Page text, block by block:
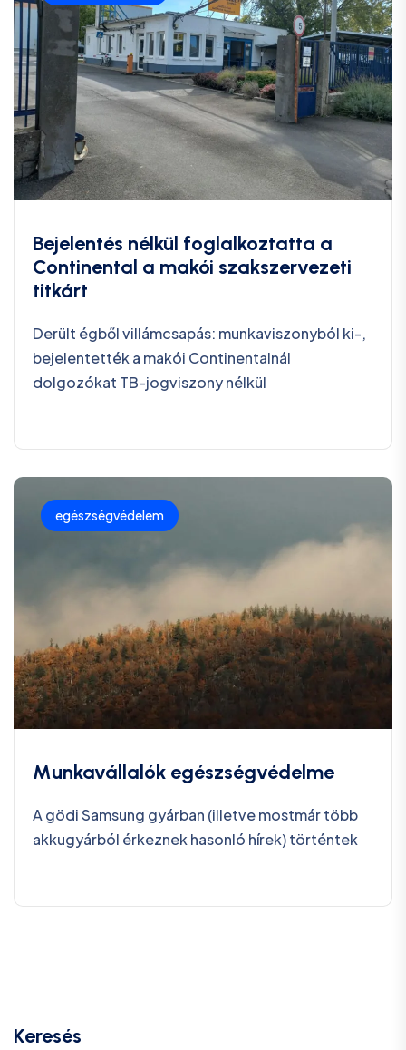
Bejelentés nélkül foglalkoztatta a
Continental a makói szakszervezeti
titkárt
Derült égből villámcsapás: munkaviszonyból ki-,
bejelentették a makói Continentalnál
dolgozókat TB-jogviszony nélkül
egészségvédelem
Munkavállalók egészségvédelme
A gödi Samsung gyárban (illetve mostmár több
akkugyárból érkeznek hasonló hírek) történtek
Keresés